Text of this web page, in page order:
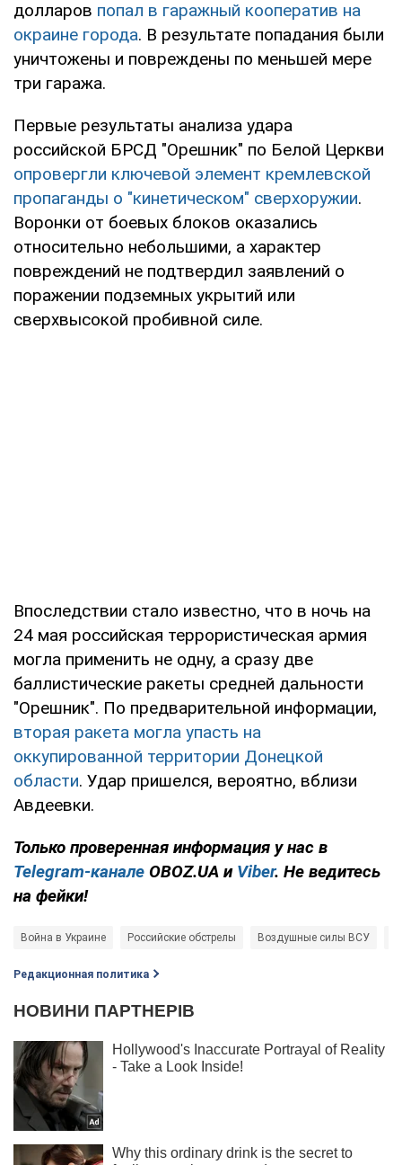
долларов попал в гаражный кооператив на
окраине города. В результате попадания были
уничтожены и повреждены по меньшей мере
три гаража.
Первые результаты анализа удара
российской БРСД "Орешник" по Белой Церкви
опровергли ключевой элемент кремлевской
пропаганды о "кинетическом" сверхоружии.
Воронки от боевых блоков оказались
относительно небольшими, а характер
повреждений не подтвердил заявлений о
поражении подземных укрытий или
сверхвысокой пробивной силе.
Впоследствии стало известно, что в ночь на
24 мая российская террористическая армия
могла применить не одну, а сразу две
баллистические ракеты средней дальности
"Орешник". По предварительной информации,
вторая ракета могла упасть на
оккупированной территории Донецкой
области. Удар пришелся, вероятно, вблизи
Авдеевки.
Только проверенная информация у нас в
Telegram-канале OBOZ.UA и Viber. Не ведитесь
на фейки!
Война в Украине Российские обстрелы Воздушные силы ВСУ
Редакционная политика